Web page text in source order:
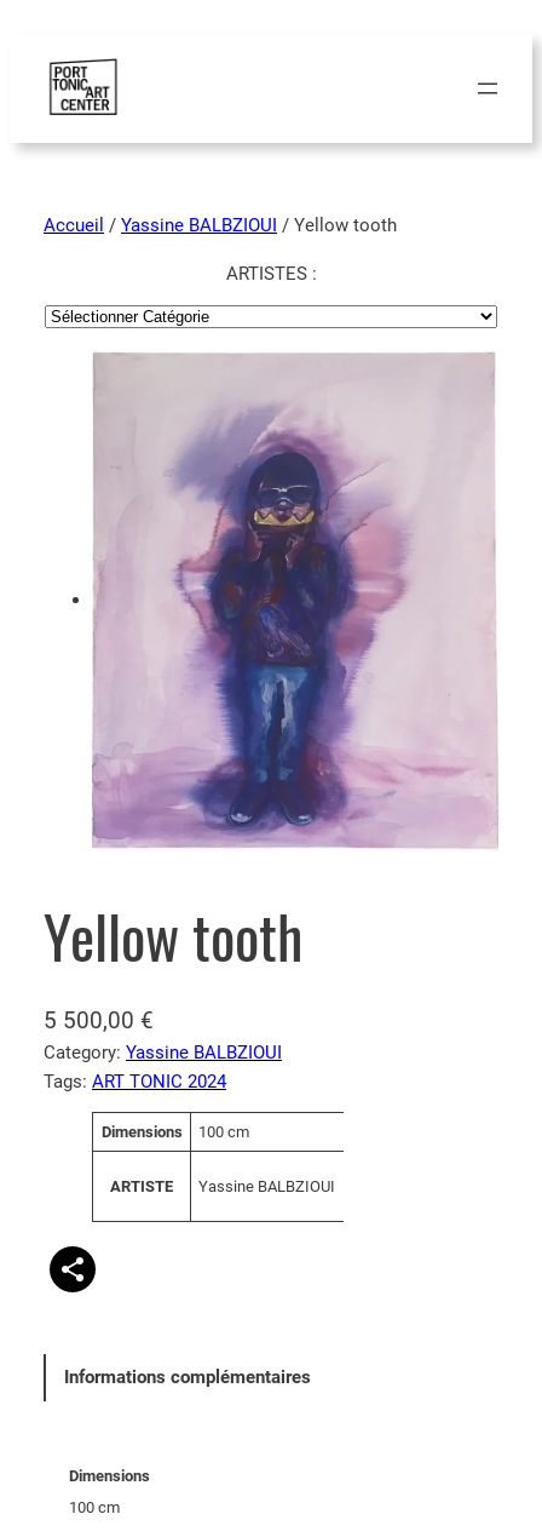
Accueil / Yassine BALBZIOUI / Yellow tooth
ARTISTES :
Yellow tooth
5 500,00 €
Category: Yassine BALBZIOUI
Tags: ART TONIC 2024
A
tt
u
V
l
Dimensions 100 cm
ARTISTE Yassine BALBZIOUI
Informations complémentaires
Dimensions
100 cm